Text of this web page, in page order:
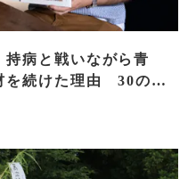
病と戦いながら青
を続けた理由 30の山